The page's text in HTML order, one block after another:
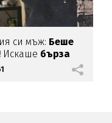
си мъж: Беше
Искаше бърза